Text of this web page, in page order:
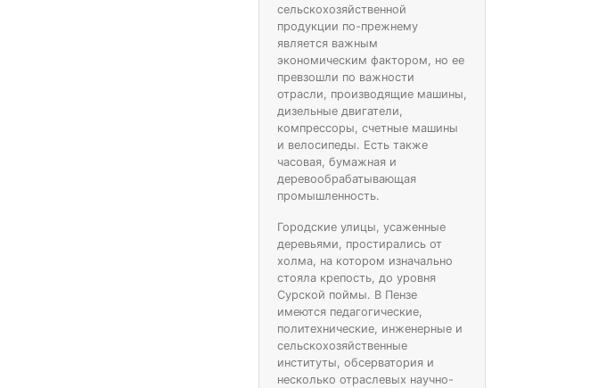
сельскохозяйственной
продукции по-прежнему
является важным
экономическим фактором, но ее
превзошли по важности
отрасли, производящие машины,
дизельные двигатели,
компрессоры, счетные машины
и велосипеды. Есть также
часовая, бумажная и
деревообрабатывающая
промышленность.
Городские улицы, усаженные
деревьями, простирались от
холма, на котором изначально
стояла крепость, до уровня
Сурской поймы. В Пензе
имеются педагогические,
политехнические, инженерные и
сельскохозяйственные
институты, обсерватория и
несколько отраслевых научно-